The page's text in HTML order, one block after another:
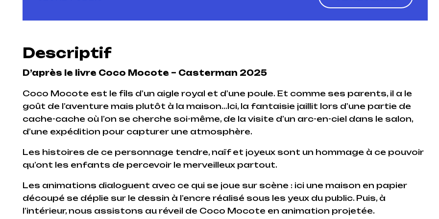
Descriptif
D’après le livre Coco Mocote – Casterman 2025
Coco Mocote est le fils d’un aigle royal et d’une poule. Et comme ses parents, il a le
goût de l’aventure mais plutôt à la maison…Ici, la fantaisie jaillit lors d’une partie de
cache-cache où l’on se cherche soi-même, de la visite d’un arc-en-ciel dans le salon,
d’une expédition pour capturer une atmosphère.
Les histoires de ce personnage tendre, naïf et joyeux sont un hommage à ce pouvoir
qu’ont les enfants de percevoir le merveilleux partout.
Les animations dialoguent avec ce qui se joue sur scène : ici une maison en papier
découpé se déplie sur le dessin à l’encre réalisé sous les yeux du public. Puis, à
l’intérieur, nous assistons au réveil de Coco Mocote en animation projetée.